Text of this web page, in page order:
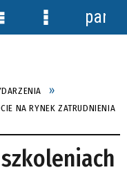
NA RYNEK ZATRUDNIENIA
Menu
panel